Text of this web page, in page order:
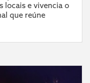
locais e vivencia o
que reúne